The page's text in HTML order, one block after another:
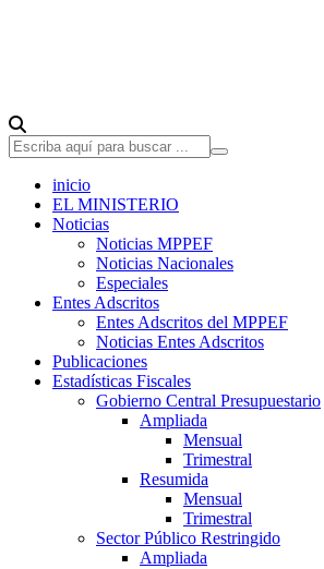
inicio
EL MINISTERIO
Noticias
Noticias MPPEF
Noticias Nacionales
Especiales
Entes Adscritos
Entes Adscritos del MPPEF
Noticias Entes Adscritos
Publicaciones
Estadísticas Fiscales
Gobierno Central Presupuestario
Ampliada
Mensual
Trimestral
Resumida
Mensual
Trimestral
Sector Público Restringido
Ampliada